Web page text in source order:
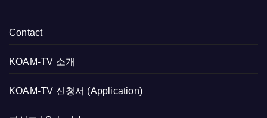
Contact
KOAM-TV 소개
KOAM-TV 신청서 (Application)